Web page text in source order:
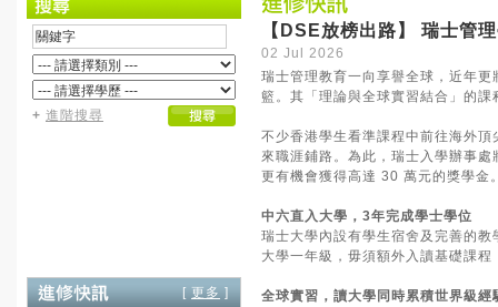
+ 進階搜尋
[ 更多 ]
【DSE放榜出路】 瑞士管
02 Jul 2026
瑞士管理教育一向享譽全球，近年
籃。其「理論與全球實習結合」的
不少香港學生看準課程中前往海外
來職涯鋪路。為此，瑞士入學辦事處
更有機會獲得高達 30 萬元的獎學金
中六直入大學，3年完成學士學位
瑞士大學內設有學生宿舍及完善的
大學一年級，毋須額外入讀基礎課程
全球實習，讀大學同時累積世界級經